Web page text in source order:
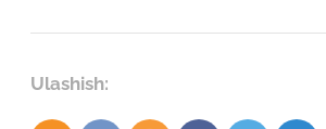
Ulashish:
Robot emasligingizni